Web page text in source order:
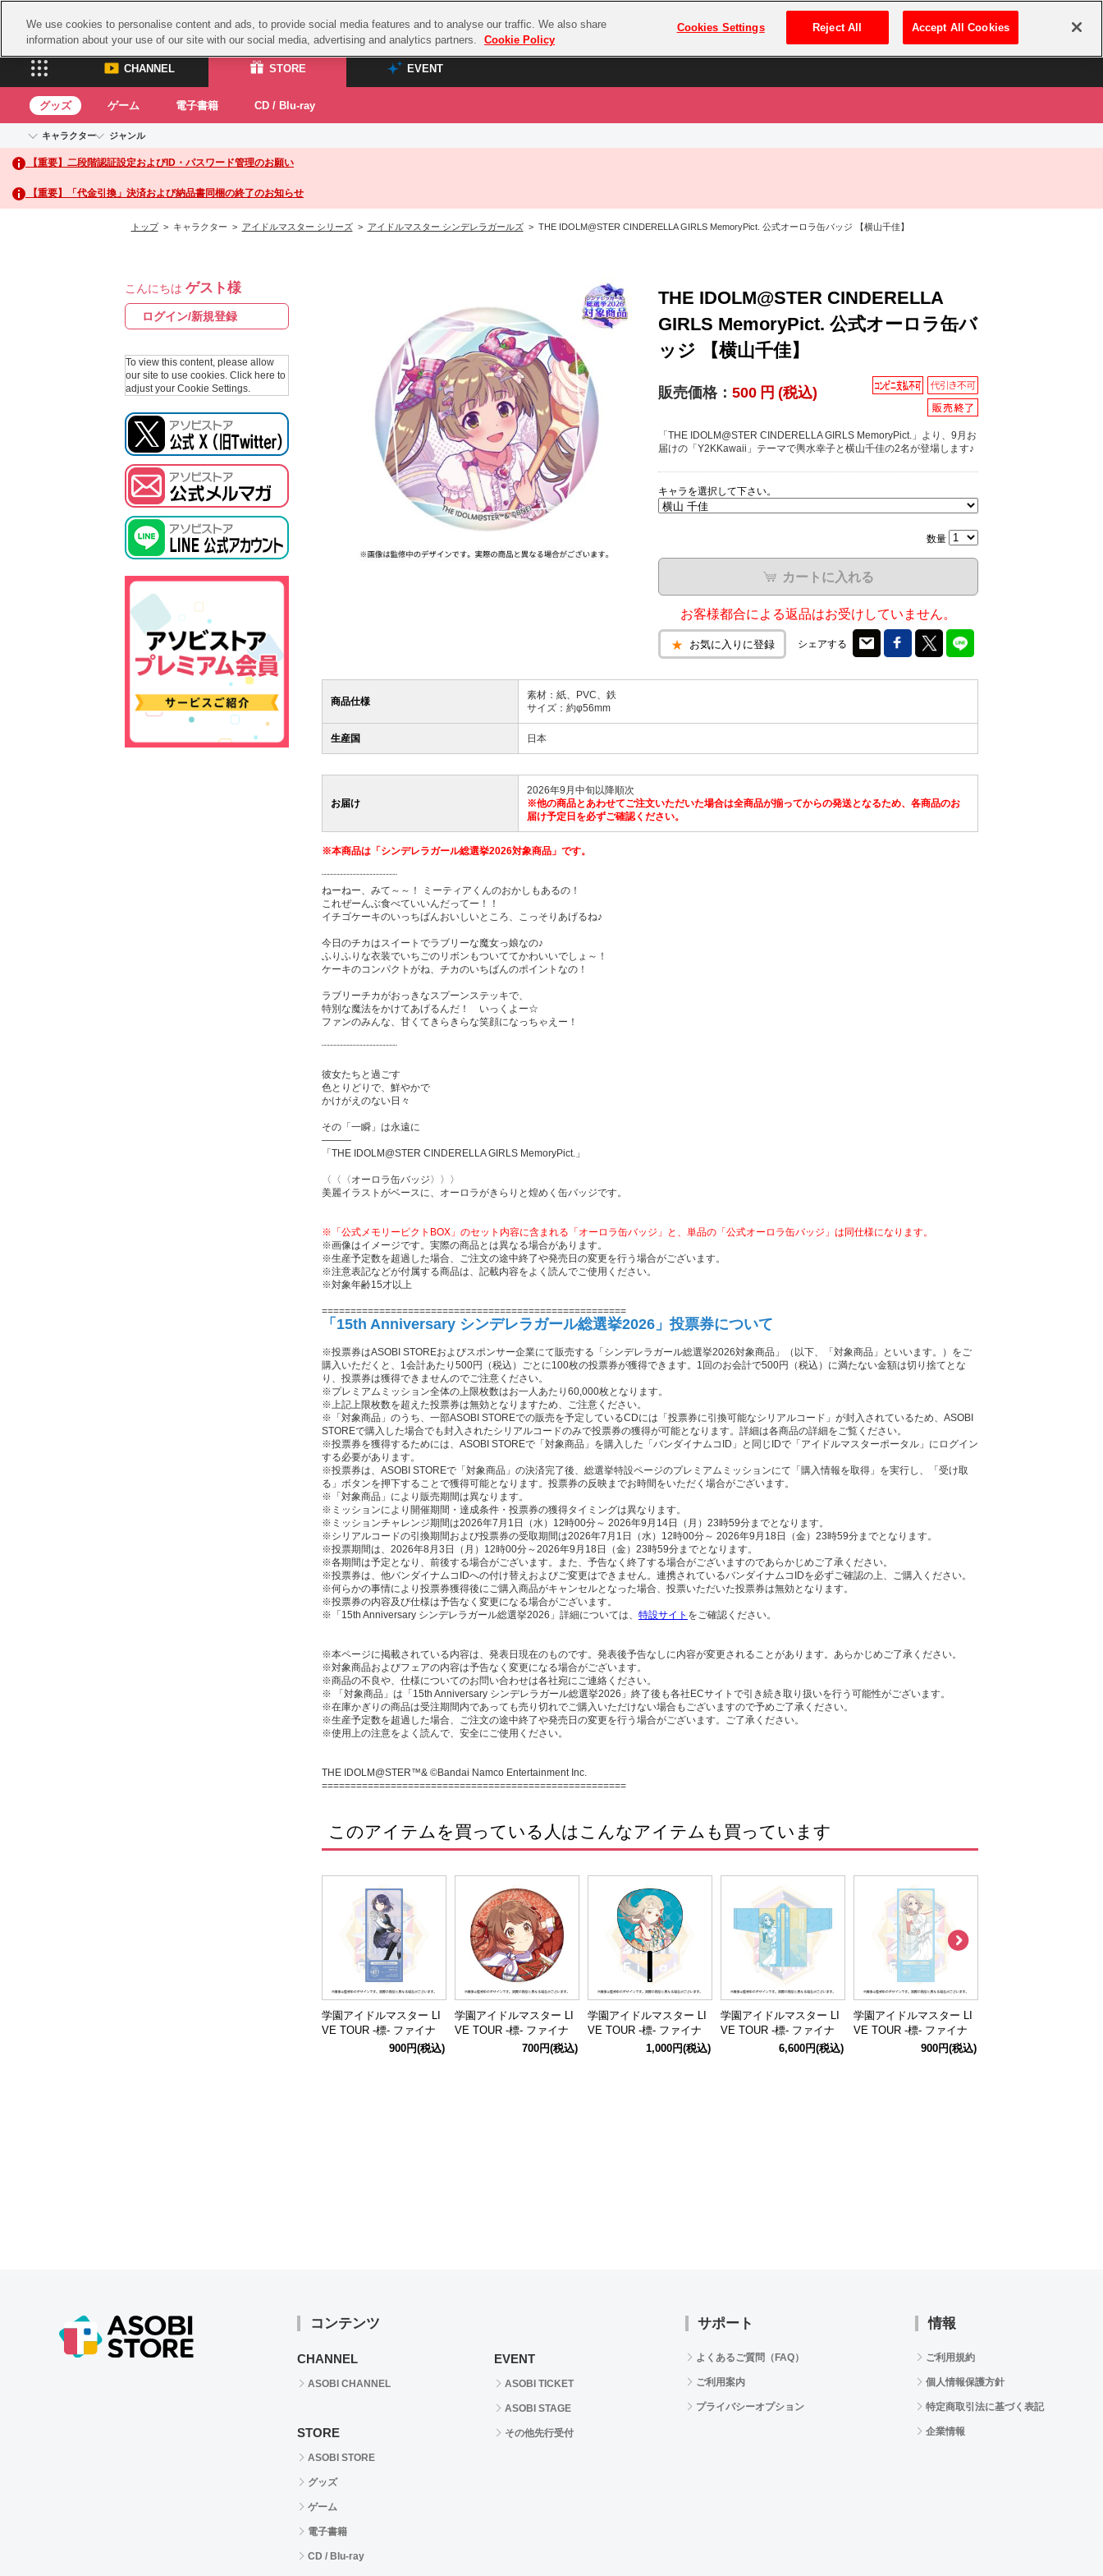
プレミアム会員とは ログイン・新規登録
CHANNEL STORE EVENT
CHANNEL
ASOBI CHANNEL TOP
STORE
ASOBI STORE TOP
グッズ
EVENT
ASOBI STAGE
グッズ ゲーム 電子書籍 CD / Blu-ray
キャラクター
アイドルマスターシリーズ
アイドルマスター
アイドルマスター シンデレラガールズ
アイドルマスター ミリオンライブ！
プロジェクトアイマス ヴイアライヴ
テイルズ オブ シリーズ
ドラゴンボール
ラブライブ！サンシャイン‼
ラブライブ！虹ヶ咲学園スクールアイドル同好会
モフモフパレード
ジャンル
イベントグッズ
トイ・ホビー
【重要】二段階認証設定およびID・パスワード管理のお願い
【重要】「代金引換」決済および納品書同梱の終了のお知らせ
トップ> キャラクター > アイドルマスター シリーズ> アイドルマスター シンデレラガールズ> THE IDOLM@STER CINDERELLA GIRLS MemoryPict. 公式オーロラ缶バッジ 【横山千佳】
こんにちは ゲスト様
ログイン/新規登録
To view this content, please allow
our site to use cookies. Click here to
adjust your Cookie Settings.
THE IDOLM@STER CINDERELLA
GIRLS MemoryPict. 公式オーロラ缶バ
ッジ 【横山千佳】
販売価格： 500 円 (税込)
「THE IDOLM@STER CINDERELLA GIRLS MemoryPict.」より、9月お
届けの「Y2KKawaii」テーマで輿水幸子と横山千佳の2名が登場します♪
キャラを選択して下さい。
数量
カートに入れる
お客様都合による返品はお受けしていません。
お気に入りに登録 シェアする
商品仕様
素材：紙、PVC、鉄
サイズ：約φ56mm
生産国 日本
お届け
2026年9月中旬以降順次
※他の商品とあわせてご注文いただいた場合は全商品が揃ってからの発送となるため、各商品のお
届け予定日を必ずご確認ください。
※本商品は「シンデレラガール総選挙2026対象商品」です。
¨¨¨¨¨¨¨¨¨¨¨¨¨¨¨¨¨¨¨¨¨¨¨
ねーねー、みて～～！ ミーティアくんのおかしもあるの！
これぜーんぶ食べていいんだってー！！
イチゴケーキのいっちばんおいしいところ、こっそりあげるね♪
今日のチカはスイートでラブリーな魔女っ娘なの♪
ふりふりな衣装でいちごのリボンもついててかわいいでしょ～！
ケーキのコンパクトがね、チカのいちばんのポイントなの！
ラブリーチカがおっきなスプーンステッキで、
特別な魔法をかけてあげるんだ！ いっくよー☆
ファンのみんな、甘くてきらきらな笑顔になっちゃえー！
¨¨¨¨¨¨¨¨¨¨¨¨¨¨¨¨¨¨¨¨¨¨¨
彼女たちと過ごす
色とりどりで、鮮やかで
かけがえのない日々
その「一瞬」は永遠に
―――
「THE IDOLM@STER CINDERELLA GIRLS MemoryPict.」
〈〈〈オーロラ缶バッジ〉〉〉
美麗イラストがベースに、オーロラがきらりと煌めく缶バッジです。
※「公式メモリーピクトBOX」のセット内容に含まれる「オーロラ缶バッジ」と、単品の「公式オーロラ缶バッジ」は同仕様になります。
※画像はイメージです。実際の商品とは異なる場合があります。
※生産予定数を超過した場合、ご注文の途中終了や発売日の変更を行う場合がございます。
※注意表記などが付属する商品は、記載内容をよく読んでご使用ください。
※対象年齢15才以上
=====================================================
「15th Anniversary シンデレラガール総選挙2026」投票券について
※投票券はASOBI STOREおよびスポンサー企業にて販売する「シンデレラガール総選挙2026対象商品」（以下、「対象商品」といいます。）をご
購入いただくと、1会計あたり500円（税込）ごとに100枚の投票券が獲得できます。1回のお会計で500円（税込）に満たない金額は切り捨てとな
り、投票券は獲得できませんのでご注意ください。
※プレミアムミッション全体の上限枚数はお一人あたり60,000枚となります。
※上記上限枚数を超えた投票券は無効となりますため、ご注意ください。
※「対象商品」のうち、一部ASOBI STOREでの販売を予定しているCDには「投票券に引換可能なシリアルコード」が封入されているため、ASOBI
STOREで購入した場合でも封入されたシリアルコードのみで投票券の獲得が可能となります。詳細は各商品の詳細をご覧ください。
※投票券を獲得するためには、ASOBI STOREで「対象商品」を購入した「バンダイナムコID」と同じIDで「アイドルマスターポータル」にログイン
する必要があります。
※投票券は、ASOBI STOREで「対象商品」の決済完了後、総選挙特設ページのプレミアムミッションにて「購入情報を取得」を実行し、「受け取
る」ボタンを押下することで獲得可能となります。投票券の反映までお時間をいただく場合がございます。
※「対象商品」により販売期間は異なります。
※ミッションにより開催期間・達成条件・投票券の獲得タイミングは異なります。
※ミッションチャレンジ期間は2026年7月1日（水）12時00分～ 2026年9月14日（月）23時59分までとなります。
※シリアルコードの引換期間および投票券の受取期間は2026年7月1日（水）12時00分～ 2026年9月18日（金）23時59分までとなります。
※投票期間は、2026年8月3日（月）12時00分～2026年9月18日（金）23時59分までとなります。
※各期間は予定となり、前後する場合がございます。また、予告なく終了する場合がございますのであらかじめご了承ください。
※投票券は、他バンダイナムコIDへの付け替えおよびご変更はできません。連携されているバンダイナムコIDを必ずご確認の上、ご購入ください。
※何らかの事情により投票券獲得後にご購入商品がキャンセルとなった場合、投票いただいた投票券は無効となります。
※投票券の内容及び仕様は予告なく変更になる場合がございます。
※「15th Anniversary シンデレラガール総選挙2026」詳細については、 特設サイト をご確認ください。
※本ページに掲載されている内容は、発表日現在のものです。発表後予告なしに内容が変更されることがあります。あらかじめご了承ください。
※対象商品およびフェアの内容は予告なく変更になる場合がございます。
※商品の不良や、仕様についてのお問い合わせは各社宛にご連絡ください。
※ 「対象商品」は「15th Anniversary シンデレラガール総選挙2026」終了後も各社ECサイトで引き続き取り扱いを行う可能性がございます。
※在庫かぎりの商品は受注期間内であっても売り切れでご購入いただけない場合もございますので予めご了承ください。
※生産予定数を超過した場合、ご注文の途中終了や発売日の変更を行う場合がございます。ご了承ください。
※使用上の注意をよく読んで、安全にご使用ください。
THE IDOLM@STER™& ©Bandai Namco Entertainment Inc.
=====================================================
このアイテムを買っている人はこんなアイテムも買っています
学園アイドルマスター LI
VE TOUR -標- ファイナ
ル公演 公式ホログラムク
900円(税込)
学園アイドルマスター LI
VE TOUR -標- ファイナ
ル公演 公式φ75mmグリ
700円(税込)
学園アイドルマスター LI
VE TOUR -標- ファイナ
ル公演 公式応援ジャンボ
1,000円(税込)
学園アイドルマスター LI
VE TOUR -標- ファイナ
ル公演 公式法被 【葛城
6,600円(税込)
学園アイドルマスター LI
VE TOUR -標- ファイナ
ル公演 公式ホログラムク
900円(税込)
コンテンツ
CHANNEL
ASOBI CHANNEL
STORE
ASOBI STORE
グッズ
ゲーム
電子書籍
CD / Blu-ray
EVENT
ASOBI TICKET
ASOBI STAGE
その他先行受付
サポート
よくあるご質問（FAQ）
ご利用案内
プライバシーオプション
情報
ご利用規約
個人情報保護方針
特定商取引法に基づく表記
企業情報
We use cookies to personalise content and ads, to provide social media features and to analyse our traffic. We also share
information about your use of our site with our social media, advertising and analytics partners.
Cookie Policy
Cookies Settings Reject All Accept All Cookies